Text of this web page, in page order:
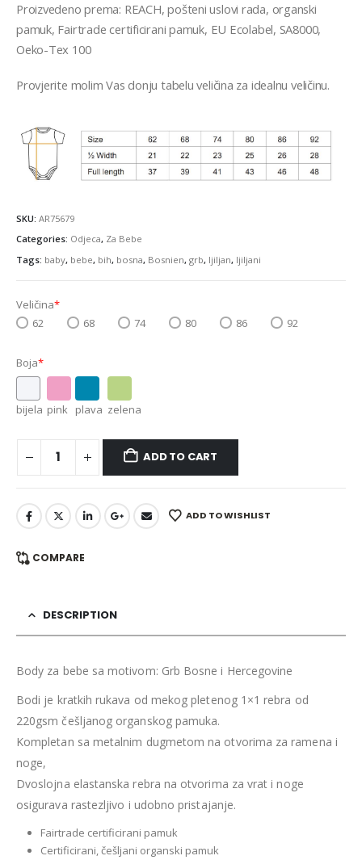
Proizvedeno prema: REACH, pošteni uslovi rada, organski
pamuk, Fairtrade certificirani pamuk, EU Ecolabel, SA8000,
Oeko-Tex 100
Provjerite molim Vas donju tabelu veličina za idealnu veličinu.
SKU: AR75679
Categories: Odjeca, Za Bebe
Tags: baby, bebe, bih, bosna, Bosnien, grb, ljiljan, ljiljani
Veličina*
62
68 74 80 86 92
Boja*
bijela pink plava zelena
ADD TO CART
ADD TO WISHLIST
COMPARE
DESCRIPTION
Body za bebe sa motivom: Grb Bosne i Hercegovine
Bodi je kratkih rukava od mekog pletenog 1×1 rebra od
220gsm češljanog organskog pamuka.
Kompletan sa metalnim dugmetom na otvorima za ramena i
noge,
Dvoslojna elastanska rebra na otvorima za vrat i noge
osigurava rastezljivo i udobno pristajanje.
Fairtrade certificirani pamuk
Certificirani, češljani organski pamuk